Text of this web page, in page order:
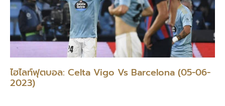
ไฮไลท์ฟุตบอล: Celta Vigo Vs Barcelona (05-06-
2023)